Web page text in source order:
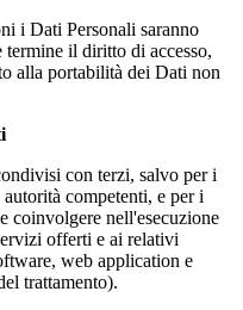
i Dati Personali saranno
il diritto di accesso,
alla portabilità dei Dati non
con terzi, salvo per i
competenti, e per i
coinvolgere nell'esecuzione
offerti e ai relativi
web application e
trattamento).